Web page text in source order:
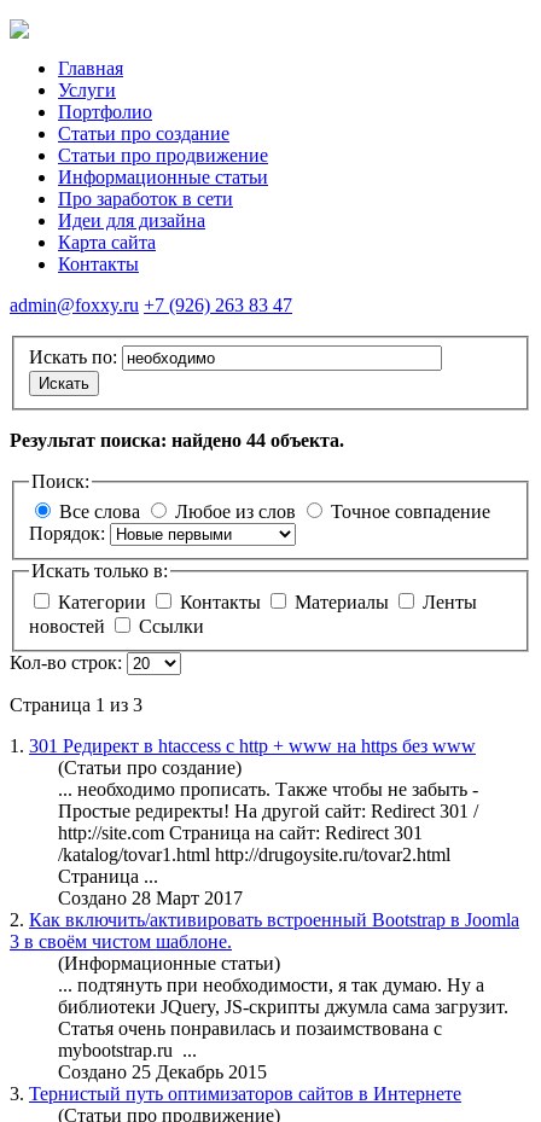
Главная
Услуги
Портфолио
Статьи про создание
Статьи про продвижение
Информационные статьи
Про заработок в сети
Идеи для дизайна
Карта сайта
Контакты
admin@foxxy.ru +7 (926) 263 83 47
Искать по:
Искать
Результат поиска: найдено 44 объекта.
Поиск:
Все слова
Любое из слов
Точное совпадение
Порядок:
Искать только в:
Категории
Контакты Материалы
Ленты
новостей
Ссылки
Кол-во строк:
Страница 1 из 3
1. 301 Редирект в htaccess с http + www на https без www
(Статьи про создание)
... необходимо прописать. Также чтобы не забыть -
Простые редиректы! На другой сайт: Redirect 301 /
http://site.com Страница на сайт: Redirect 301
/katalog/tovar1.html http://drugoysite.ru/tovar2.html
Страница ...
Создано 28 Март 2017
2. Как включить/активировать встроенный Bootstrap в Joomla
3 в своём чистом шаблоне.
(Информационные статьи)
... подтянуть при необходимости, я так думаю. Ну а
библиотеки JQuery, JS-скрипты джумла сама загрузит.
Статья очень понравилась и позаимствована с
mybootstrap.ru ...
Создано 25 Декабрь 2015
3. Тернистый путь оптимизаторов сайтов в Интернете
(Статьи про продвижение)